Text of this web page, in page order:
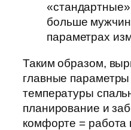
больше
параметрах
Таким образом,
главные
температуры
планирование и
комфорте = работа